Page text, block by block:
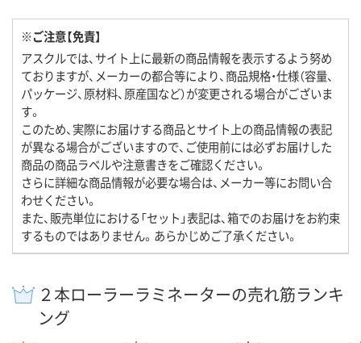
※ご注意【免責】
アスクルでは、サイト上に最新の商品情報を表示するよう努め
ておりますが、メーカーの都合等により、商品規格・仕様（容量、
パッケージ、原材料、原産国など）が変更される場合がございま
す。
このため、実際にお届けする商品とサイト上の商品情報の表記
が異なる場合がございますので、ご使用前には必ずお届けした
商品の商品ラベルや注意書きをご確認ください。
さらに詳細な商品情報が必要な場合は、メーカー等にお問い合
わせください。
また、販売単位における「セット」表記は、箱でのお届けをお約束
するものではありません。あらかじめご了承ください。
２本ローラーラミネーターの売れ筋ランキ
ング